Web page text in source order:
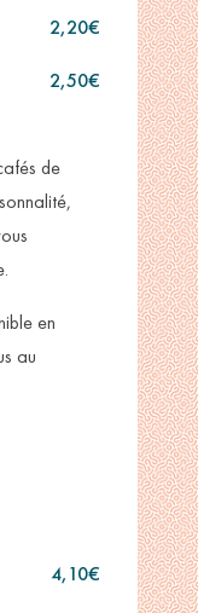
2,20€
2,50€
de
en
au
4,10€